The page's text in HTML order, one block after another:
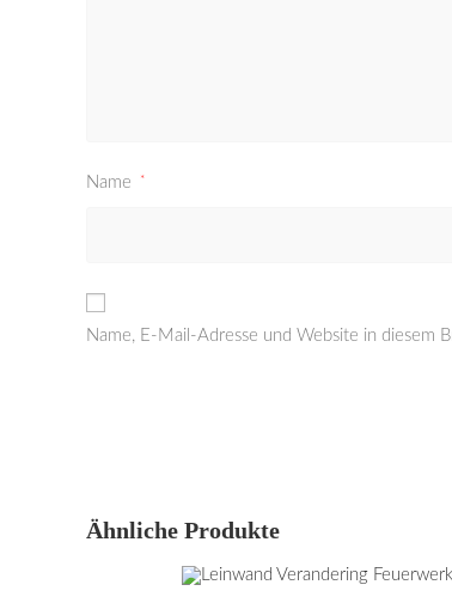
Name *
Name, E-Mail-Adresse und Website in diesem
Ähnliche Produkte